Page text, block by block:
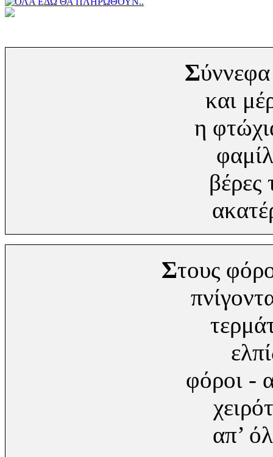
Σύννεφα
και
η
βέρες
Στους
φόροι -
απ’